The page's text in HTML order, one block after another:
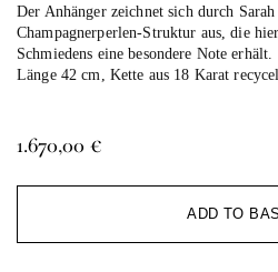
Der Anhänger zeichnet sich durch
Champagnerperlen-Struktur aus, die
Schmiedens eine besondere Note erhält.
Länge 42 cm, Kette aus 18 Karat
1.670,00 €
ADD TO